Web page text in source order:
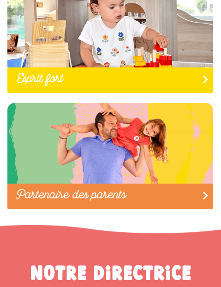
Esprit fort
Partenaire des parents
Notre directrice